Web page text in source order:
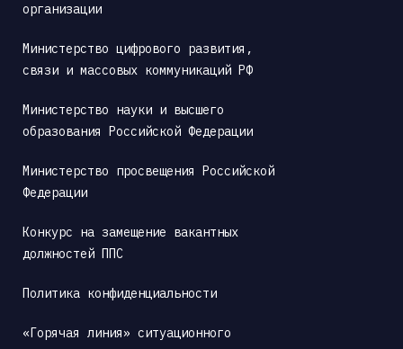
организации
Министерство цифрового развития,
связи и массовых коммуникаций РФ
Министерство науки и высшего
образования Российской Федерации
Министерство просвещения Российской
Федерации
Конкурс на замещение вакантных
должностей ППС
Политика конфиденциальности
«Горячая линия» ситуационного